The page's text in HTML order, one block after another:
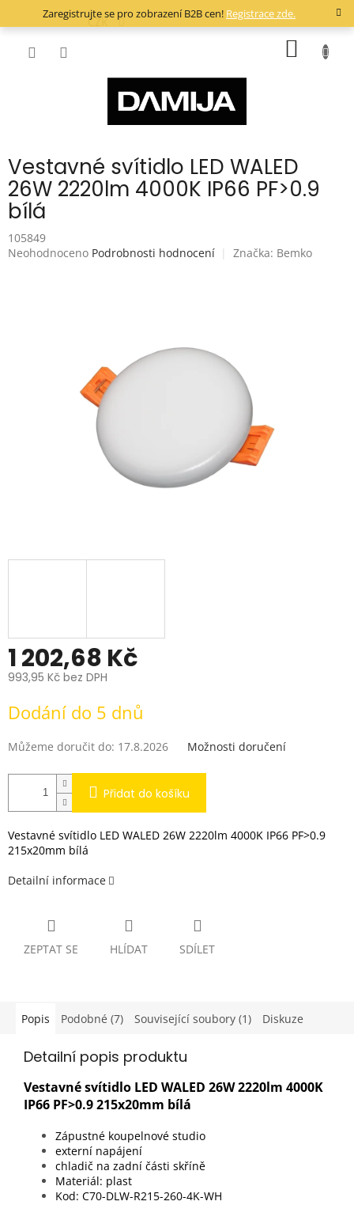
Zaregistrujte se pro zobrazení B2B cen! Registrace zde.
CZK
Vestavné svítidlo LED WALED
26W 2220lm 4000K IP66 PF>0.9
bílá
105849
Průměrné
Neohodnoceno Podrobnosti hodnocení Značka: Bemko
1 202,68 Kč
993,95 Kč bez DPH
cena:
Dodání do 5 dnů
Můžeme doručit do: 17.8.2026 Možnosti doručení
Přidat do košíku
Vestavné svítidlo LED WALED 26W 2220lm 4000K IP66 PF>0.9
215x20mm bílá
Detailní informace
ZEPTAT SE HLÍDAT SDÍLET
Popis Podobné (7) Související soubory (1) Diskuze
Detailní popis produktu
Vestavné svítidlo LED WALED 26W 2220lm 4000K
IP66 PF>0.9 215x20mm bílá
Zápustné koupelnové studio
externí napájení
chladič na zadní části skříně
Materiál: plast
Kod: C70-DLW-R215-260-4K-WH